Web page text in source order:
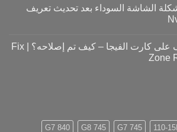
الشاشة السوداء بعد تحديث تعريف
جهاز لا يتعرف على كارت الفيجا – كيف تم إصلاحه؟ | Fix
Zone
110-
745 G7
745 G8
840 G7